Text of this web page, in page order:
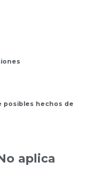
posibles hechos de
aplica